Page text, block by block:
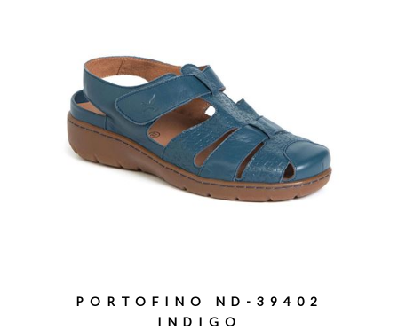
PORTOFINO ND-39402
INDIGO